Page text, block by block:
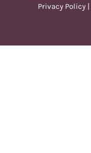
Privacy Policy |